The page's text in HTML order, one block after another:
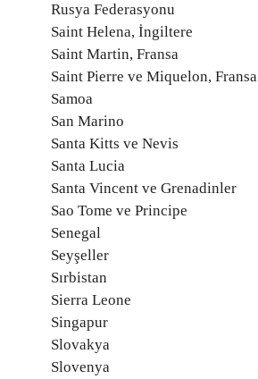
Rusya Federasyonu
Saint Helena, İngiltere
Saint Martin, Fransa
Saint Pierre ve Miquelon, Fransa
Samoa
San Marino
Santa Kitts ve Nevis
Santa Lucia
Santa Vincent ve Grenadinler
Sao Tome ve Principe
Senegal
Seyşeller
Sırbistan
Sierra Leone
Singapur
Slovakya
Slovenya